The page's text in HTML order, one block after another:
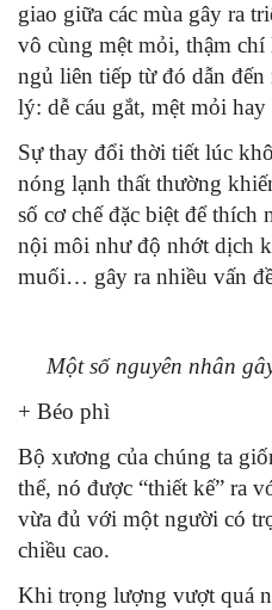
giao giữa các mùa gây ra
vô cùng mệt mỏi, thậm
ngủ liên tiếp từ đó dẫn
lý: dễ cáu gắt, mệt mỏi hay
Sự thay đổi thời tiết lúc
nóng lạnh thất thường
số cơ chế đặc biệt để
nội môi như độ nhớt dịch
muối… gây ra nhiều vấn
Một số nguyên nhân
+ Béo phì
Bộ xương của chúng ta
thể, nó được “thiết kế” ra
vừa đủ với một người có
chiều cao.
Khi trọng lượng vượt quá